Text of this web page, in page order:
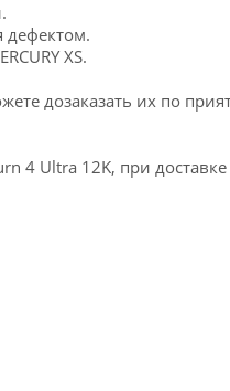
дефектом.
XS.
дозаказать их по
4 Ultra 12K, при доставке